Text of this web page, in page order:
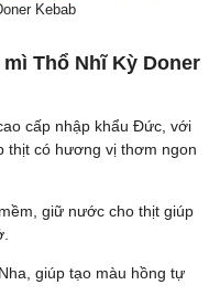
Kebab
Thổ Nhĩ Kỳ Doner
cấp nhập khẩu Đức, với
thịt có hương vị thơm ngon
giữ nước cho thịt giúp
giúp tạo màu hồng tự